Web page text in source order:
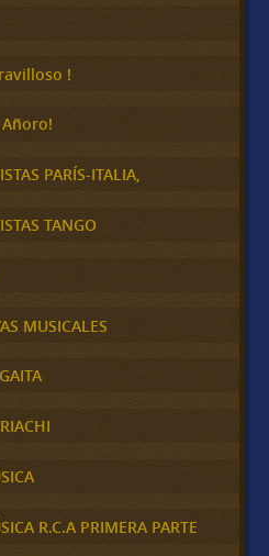
!
PARÍS-ITALIA,
TANGO
MUSICALES
R.C.A PRIMERA PARTE